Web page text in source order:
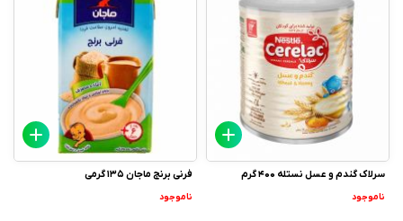
سرلاک گندم و عسل نستله 400 گرم
ناموجود
فرنی برنج ماجان 135 گرمی
ناموجود